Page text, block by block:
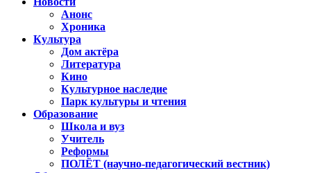
Анонс
Хроника
Культура
Дом актёра
Литература
Кино
Культурное наследие
Парк культуры и чтения
Образование
Школа и вуз
Учитель
Реформы
ПОЛЁТ (научно-педагогический вестник)